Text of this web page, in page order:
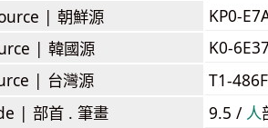
| 朝鮮源
KP0-
| 韓國源
K0-6E37
| 台灣源
T1-
| 部首 . 筆畫 9.5 / ⼈